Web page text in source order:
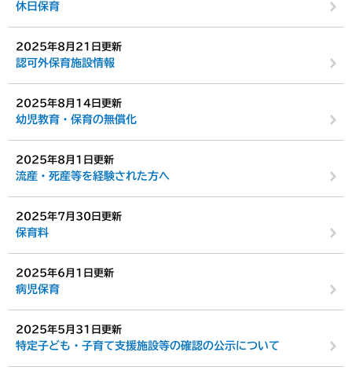
休日保育
2025年8月21日更新
認可外保育施設情報
2025年8月14日更新
幼児教育・保育の無償化
2025年8月1日更新
流産・死産等を経験された方へ
2025年7月30日更新
保育料
2025年6月1日更新
病児保育
2025年5月31日更新
特定子ども・子育て支援施設等の確認の公示について